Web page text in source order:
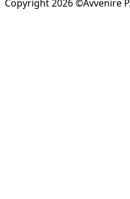
Copyright 2026 ©Avvenire